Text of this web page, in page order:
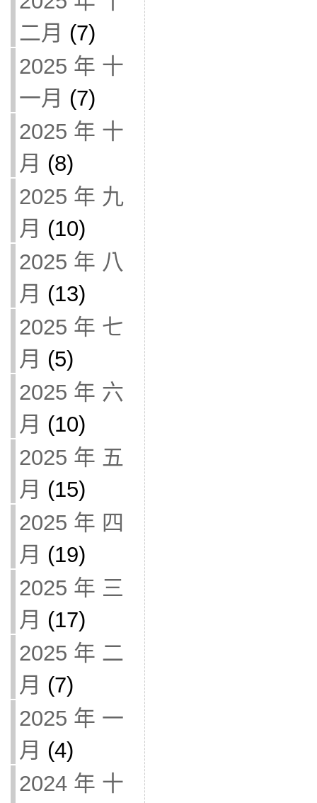
二月 (7)
2025 年 十
一月 (7)
2025 年 十
月 (8)
2025 年 九
月 (10)
2025 年 八
月 (13)
2025 年 七
月 (5)
2025 年 六
月 (10)
2025 年 五
月 (15)
2025 年 四
月 (19)
2025 年 三
月 (17)
2025 年 二
月 (7)
2025 年 一
月 (4)
2024 年 十